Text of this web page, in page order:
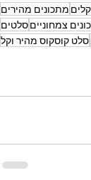
מתכונים מהירים
צמחונייםסלטים
סלט קוסקוס מהיר וקל